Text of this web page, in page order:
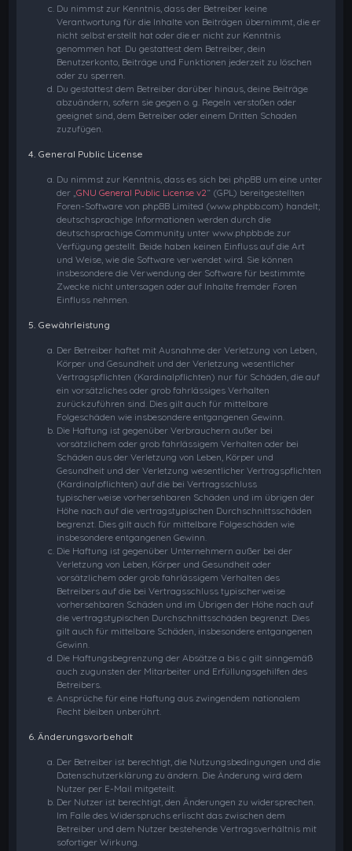
Du nimmst zur Kenntnis, dass der Betreiber keine
Verantwortung für die Inhalte von Beiträgen übernimmt, die er
nicht selbst erstellt hat oder die er nicht zur Kenntnis
genommen hat. Du gestattest dem Betreiber, dein
Benutzerkonto, Beiträge und Funktionen jederzeit zu löschen
oder zu sperren.
Du gestattest dem Betreiber darüber hinaus, deine Beiträge
abzuändern, sofern sie gegen o. g. Regeln verstoßen oder
geeignet sind, dem Betreiber oder einem Dritten Schaden
zuzufügen.
4. General Public License
Du nimmst zur Kenntnis, dass es sich bei phpBB um eine unter
der „GNU General Public License v2“ (GPL) bereitgestellten
Foren-Software von phpBB Limited (www.phpbb.com) handelt;
deutschsprachige Informationen werden durch die
deutschsprachige Community unter www.phpbb.de zur
Verfügung gestellt. Beide haben keinen Einfluss auf die Art
und Weise, wie die Software verwendet wird. Sie können
insbesondere die Verwendung der Software für bestimmte
Zwecke nicht untersagen oder auf Inhalte fremder Foren
Einfluss nehmen.
5. Gewährleistung
Der Betreiber haftet mit Ausnahme der Verletzung von Leben,
Körper und Gesundheit und der Verletzung wesentlicher
Vertragspflichten (Kardinalpflichten) nur für Schäden, die auf
ein vorsätzliches oder grob fahrlässiges Verhalten
zurückzuführen sind. Dies gilt auch für mittelbare
Folgeschäden wie insbesondere entgangenen Gewinn.
Die Haftung ist gegenüber Verbrauchern außer bei
vorsätzlichem oder grob fahrlässigem Verhalten oder bei
Schäden aus der Verletzung von Leben, Körper und
Gesundheit und der Verletzung wesentlicher Vertragspflichten
(Kardinalpflichten) auf die bei Vertragsschluss
typischerweise vorhersehbaren Schäden und im übrigen der
Höhe nach auf die vertragstypischen Durchschnittsschäden
begrenzt. Dies gilt auch für mittelbare Folgeschäden wie
insbesondere entgangenen Gewinn.
Die Haftung ist gegenüber Unternehmern außer bei der
Verletzung von Leben, Körper und Gesundheit oder
vorsätzlichem oder grob fahrlässigem Verhalten des
Betreibers auf die bei Vertragsschluss typischerweise
vorhersehbaren Schäden und im Übrigen der Höhe nach auf
die vertragstypischen Durchschnittsschäden begrenzt. Dies
gilt auch für mittelbare Schäden, insbesondere entgangenen
Gewinn.
Die Haftungsbegrenzung der Absätze a bis c gilt sinngemäß
auch zugunsten der Mitarbeiter und Erfüllungsgehilfen des
Betreibers.
Ansprüche für eine Haftung aus zwingendem nationalem
Recht bleiben unberührt.
6. Änderungsvorbehalt
Der Betreiber ist berechtigt, die Nutzungsbedingungen und die
Datenschutzerklärung zu ändern. Die Änderung wird dem
Nutzer per E-Mail mitgeteilt.
Der Nutzer ist berechtigt, den Änderungen zu widersprechen.
Im Falle des Widerspruchs erlischt das zwischen dem
Betreiber und dem Nutzer bestehende Vertragsverhältnis mit
sofortiger Wirkung.